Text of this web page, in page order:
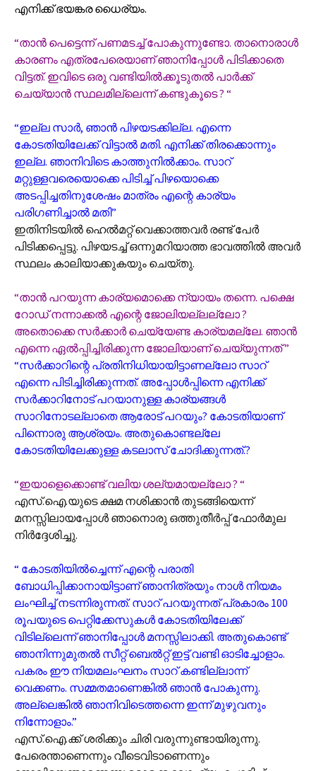
എനിക്ക് ഭയങ്കര ധൈര്യം.
“താൻ പെട്ടെന്ന് പണമടച്ച് പോകുന്നുണ്ടോ. താനൊരാൾ
കാരണം എത്രപേരെയാണ് ഞാനിപ്പോൾ പിടിക്കാതെ
വിട്ടത്. ഇവിടെ ഒരു വണ്ടിയിൽക്കൂടുതൽ പാർക്ക്
ചെയ്യാൻ സ്ഥലമില്ലെന്ന് കണ്ടുകൂടെ ? “
“ഇല്ല സാർ, ഞാൻ പിഴയടക്കില്ല. എന്നെ
കോടതിയിലേക്ക് വിട്ടാൽ മതി. എനിക്ക് തിരക്കൊന്നും
ഇല്ല. ഞാനിവിടെ കാത്തുനിൽക്കാം. സാറ്
മറ്റുള്ളവരെയൊക്കെ പിടിച്ച് പിഴയൊക്കെ
അടപ്പിച്ചതിനുശേഷം മാത്രം എന്റെ കാര്യം
പരിഗണിച്ചാൽ മതി”
ഇതിനിടയിൽ ഹെൽമറ്റ് വെക്കാത്തവർ രണ്ട് പേർ
പിടിക്കപ്പെട്ടു. പിഴയടച്ച് ഒന്നുമറിയാത്ത ഭാവത്തിൽ അവർ
സ്ഥലം കാലിയാക്കുകയും ചെയ്തു.
“താൻ പറയുന്ന കാര്യമൊക്കെ ന്യായം തന്നെ. പക്ഷെ
റോഡ് നന്നാക്കൽ എന്റെ ജോലിയല്ലല്ലോ ?
അതൊക്കെ സർക്കാർ ചെയ്യേണ്ട കാര്യമല്ലേ. ഞാൻ
എന്നെ ഏൽ‌പ്പിച്ചിരിക്കുന്ന ജോലിയാണ് ചെയ്യുന്നത് ”
“സർക്കാറിന്റെ പ്രതിനിധിയായിട്ടാണല്ലോ സാറ്
എന്നെ പിടിച്ചിരിക്കുന്നത്. അപ്പോൾപ്പിന്നെ എനിക്ക്
സർക്കാറിനോട് പറയാനുള്ള കാര്യങ്ങൾ
സാറിനോടല്ലാതെ ആരോട് പറയും? കോടതിയാണ്
പിന്നൊരു ആശ്രയം. അതുകൊണ്ടല്ലേ
കോടതിയിലേക്കുള്ള കടലാസ് ചോദിക്കുന്നത്.?
“ഇയാളെക്കൊണ്ട് വലിയ ശല്യമായല്ലോ ? “
എസ്.ഐ.യുടെ ക്ഷമ നശിക്കാൻ തുടങ്ങിയെന്ന്
മനസ്സിലായപ്പോൾ ഞാനൊരു ഒത്തുതീർപ്പ് ഫോർമുല
നിർദ്ദേശിച്ചു.
“ കോടതിയിൽച്ചെന്ന് എന്റെ പരാതി
ബോധിപ്പിക്കാനായിട്ടാണ് ഞാനിത്രയും നാൾ നിയമം
ലംഘിച്ച് നടന്നിരുന്നത്. സാറ് പറയുന്നത് പ്രകാരം 100
രൂപയുടെ പെറ്റിക്കേസുകൾ കോടതിയിലേക്ക്
വിടില്ലെന്ന് ഞാനിപ്പോൾ മനസ്സിലാക്കി. അതുകൊണ്ട്
ഞാനിന്നുമുതൽ സീറ്റ് ബെൽറ്റ് ഇട്ട് വണ്ടി ഓടിച്ചോളാം.
പകരം ഈ നിയമലംഘനം സാറ് കണ്ടില്ലാന്ന്
വെക്കണം. സമ്മതമാണെങ്കിൽ ഞാൻ പോകുന്നു.
അല്ലെങ്കിൽ ഞാനിവിടെത്തന്നെ ഇന്ന് മുഴുവനും
നിന്നോളാം.”
എസ്.ഐ.ക്ക് ശരിക്കും ചിരി വരുന്നുണ്ടായിരുന്നു.
പേരെന്താണെന്നും വീടെവിടാണെന്നും